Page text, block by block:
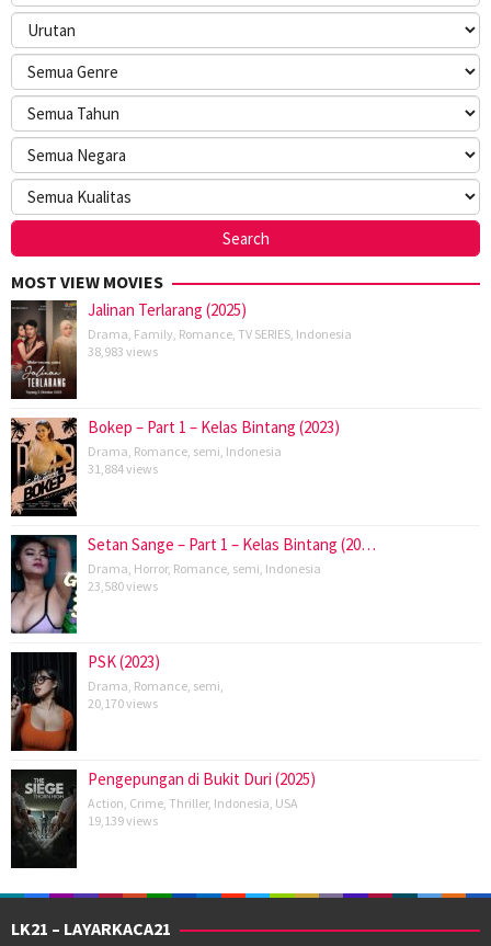
MOST VIEW MOVIES
Jalinan Terlarang (2025)
Drama Family Romance TV SERIES Indonesia
38,983 views
Bokep – Part 1 – Kelas Bintang (2023)
Drama Romance semi Indonesia
31,884 views
Setan Sange – Part 1 – Kelas Bintang (20…
Drama Horror, Romance semi Indonesia
23,580 views
PSK (2023)
Drama Romance semi
20,170 views
Pengepungan di Bukit Duri (2025)
Action Crime Thriller, Indonesia USA
19,139 views
LK21 – LAYARKACA21